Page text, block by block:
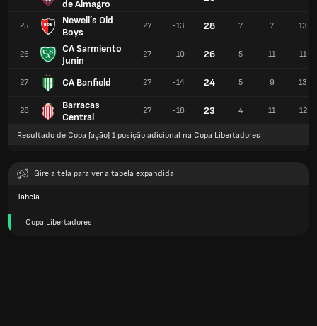
de Almagro
25
Newell´s Old
Boys
26
CA Sarmiento
Junin
27 CA Banfield
28
Barracas
Central
27 -13 28 7 7 13
27 -10 26 5 11 11
27 -14 24 5 9 13
27 -18 23 4 11 12
Resultado de Copa [ação] 1 posição adicional na Copa Libertadores
Gire a tela para ver a tabela expandida
Tabela
Copa Libertadores